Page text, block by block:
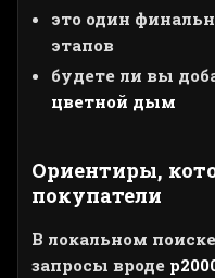
это один
этапов
будете ли вы
цветной дым
Ориентиры,
покупатели
В локальном
запросы вроде